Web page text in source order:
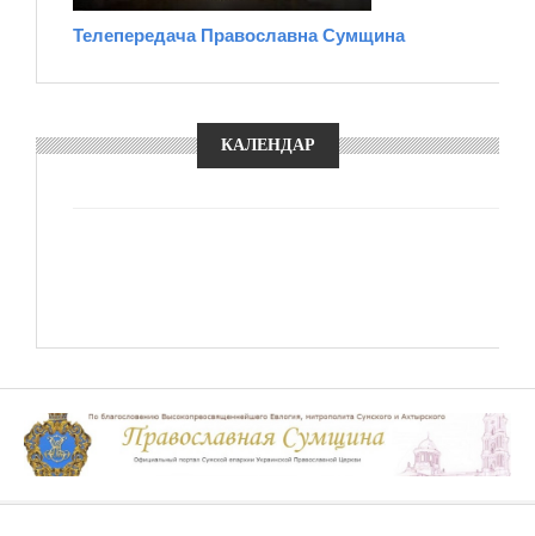
Телепередача Православна Сумщина
КАЛЕНДАР